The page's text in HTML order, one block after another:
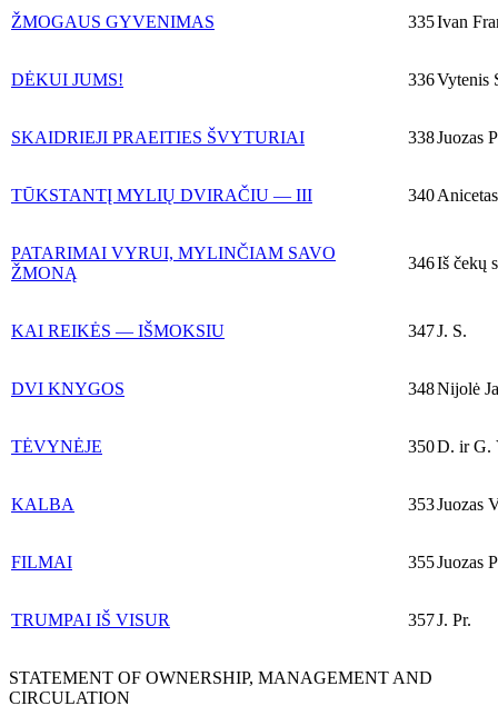
ŽMOGAUS GYVENIMAS 335Ivan
DĖKUI JUMS! 336Vytenis
SKAIDRIEJI PRAEITIES ŠVYTURIAI 338Juozas
TŪKSTANTĮ MYLIŲ DVIRAČIU — III 340
PATARIMAI VYRUI, MYLINČIAM SAVO
ŽMONĄ
346Iš čekų
KAI REIKĖS — IŠMOKSIU 347J. S.
DVI KNYGOS 348Nijolė
TĖVYNĖJE 350D. ir G.
KALBA 353Juozas
FILMAI 355Juozas
TRUMPAI IŠ VISUR 357J. Pr.
STATEMENT OF OWNERSHIP, MANAGEMENT AND
CIRCULATION